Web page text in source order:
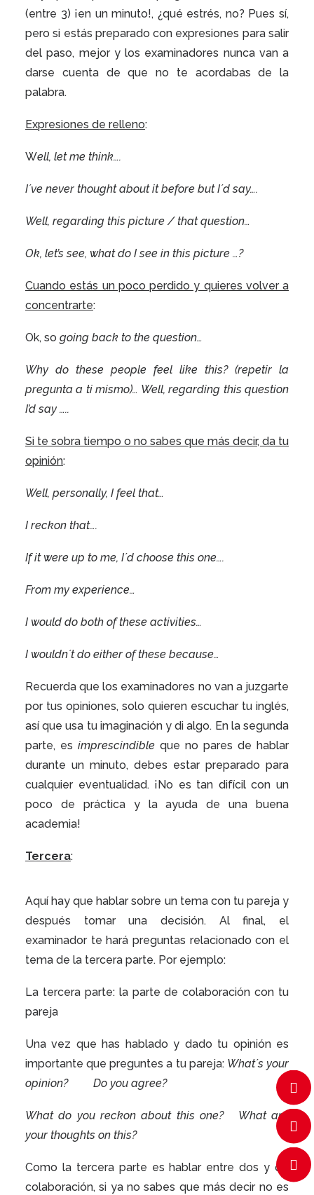
(entre 3) ¡en un minuto!, ¿qué estrés, no? Pues sí,
pero si estás preparado con expresiones para salir
del paso, mejor y los examinadores nunca van a
darse cuenta de que no te acordabas de la
palabra.
Expresiones de relleno:
Well, let me think….
I´ve never thought about it before but I´d say….
Well, regarding this picture / that question…
Ok, let’s see, what do I see in this picture …?
Cuando estás un poco perdido y quieres volver a
concentrarte:
Ok, so going back to the question…
Why do these people feel like this? (repetir la
pregunta a ti mismo)… Well, regarding this question
I’d say …..
Si te sobra tiempo o no sabes que más decir, da tu
opinión:
Well, personally, I feel that…
I reckon that….
If it were up to me, I´d choose this one….
From my experience…
I would do both of these activities…
I wouldn´t do either of these because…
Recuerda que los examinadores no van a juzgarte
por tus opiniones, solo quieren escuchar tu inglés,
así que usa tu imaginación y di algo. En la segunda
parte, es imprescindible que no pares de hablar
durante un minuto, debes estar preparado para
cualquier eventualidad. ¡No es tan difícil con un
poco de práctica y la ayuda de una buena
academia!
Tercera:
Aquí hay que hablar sobre un tema con tu pareja y
después tomar una decisión. Al final, el
examinador te hará preguntas relacionado con el
tema de la tercera parte. Por ejemplo:
La tercera parte: la parte de colaboración con tu
pareja
Una vez que has hablado y dado tu opinión es
importante que preguntes a tu pareja: What´s your
opinion? Do you agree?
What do you reckon about this one? What are
your thoughts on this?
Como la tercera parte es hablar entre dos y de
colaboración, si ya no sabes que más decir no es